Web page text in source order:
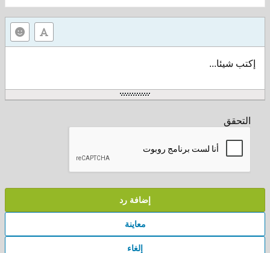
إكتب شيئا...
التحقق
إضافة رد
معاينة
إلغاء